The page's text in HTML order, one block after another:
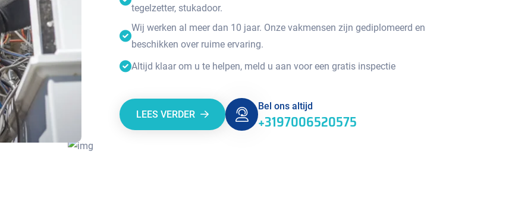
tegelzetter, stukadoor.
Wij werken al meer dan 10 jaar. Onze vakmensen zijn gediplomeerd en
beschikken over ruime ervaring.
Altijd klaar om u te helpen, meld u aan voor een gratis inspectie
LEES VERDER
Bel ons altijd
+3197006520575